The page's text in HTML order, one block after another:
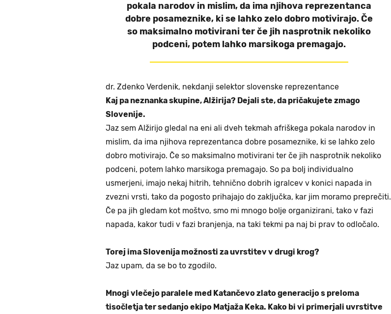
pokala narodov in mislim, da ima njihova reprezentanca
dobre posameznike, ki se lahko zelo dobro motivirajo. Če
so maksimalno motivirani ter če jih nasprotnik nekoliko
podceni, potem lahko marsikoga premagajo.
dr. Zdenko Verdenik, nekdanji selektor slovenske reprezentance
Kaj pa neznanka skupine, Alžirija? Dejali ste, da pričakujete zmago
Slovenije.
Jaz sem Alžirijo gledal na eni ali dveh tekmah afriškega pokala narodov in
mislim, da ima njihova reprezentanca dobre posameznike, ki se lahko zelo
dobro motivirajo. Če so maksimalno motivirani ter če jih nasprotnik nekoliko
podceni, potem lahko marsikoga premagajo. So pa bolj individualno
usmerjeni, imajo nekaj hitrih, tehnično dobrih igralcev v konici napada in
zvezni vrsti, tako da pogosto prihajajo do zaključka, kar jim moramo preprečiti.
Če pa jih gledam kot moštvo, smo mi mnogo bolje organizirani, tako v fazi
napada, kakor tudi v fazi branjenja, na taki tekmi pa naj bi prav to odločalo.
Torej ima Slovenija možnosti za uvrstitev v drugi krog?
Jaz upam, da se bo to zgodilo.
Mnogi vlečejo paralele med Katančevo zlato generacijo s preloma
tisočletja ter sedanjo ekipo Matjaža Keka. Kako bi vi primerjali uvrstitve